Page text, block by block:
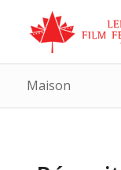
Maison